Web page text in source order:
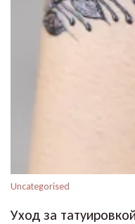
Uncategorised
Уход за